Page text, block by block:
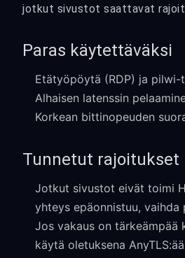
jotkut sivustot saattavat
Paras käytettäväksi
Etätyöpöytä (RDP) ja pilwi-
Alhaisen latenssin
Korkean bittinopeuden
Tunnetut rajoitukset
Jotkut sivustot eivät toimi
yhteys epäonnistuu, vaihda
Jos vakaus on tärkeämpää
käytä oletuksena